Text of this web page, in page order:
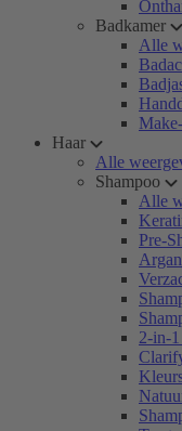
Badkamer
Alle
Haar
Alle
Shampoo
Alle
Pre-
2-in-